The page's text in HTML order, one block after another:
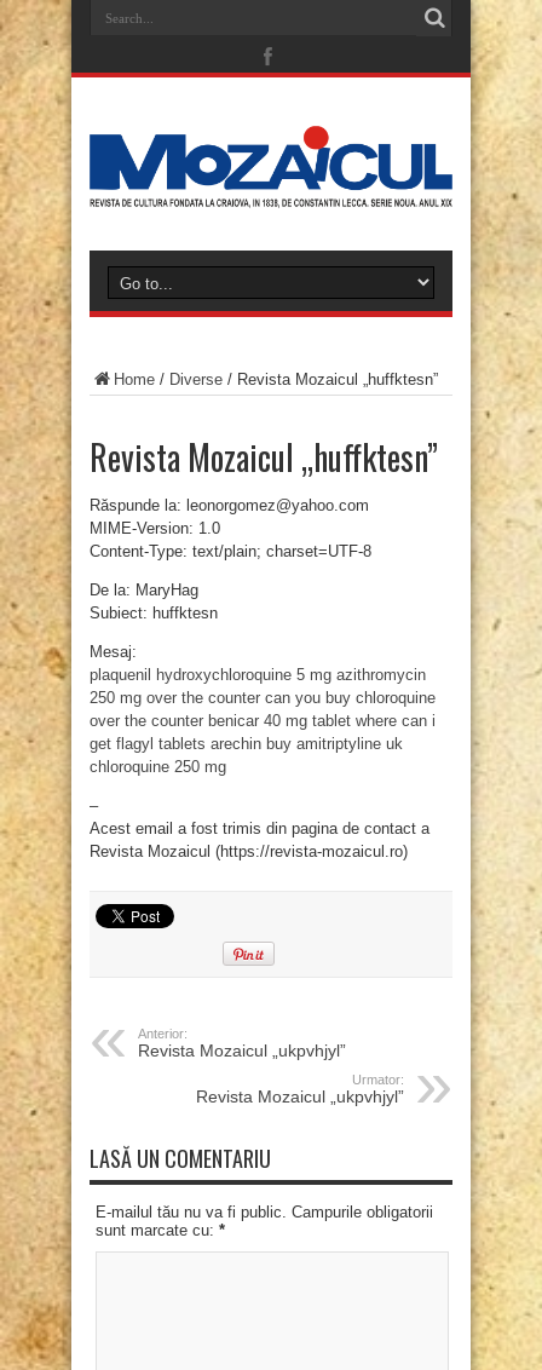
Home / Diverse / Revista Mozaicul „huffktesn”
Revista Mozaicul „huffktesn”
Răspunde la: leonorgomez@yahoo.com
MIME-Version: 1.0
Content-Type: text/plain; charset=UTF-8
De la: MaryHag
Subiect: huffktesn
Mesaj:
plaquenil
hydroxychloroquine 5 mg azithromycin
250 mg over the counter can you buy chloroquine
over the counter benicar 40 mg tablet where can i
get flagyl tablets arechin buy amitriptyline uk
chloroquine 250 mg
–
Acest email a fost trimis din pagina de contact a
Revista Mozaicul (https://revista-mozaicul.ro)
Anterior:
Revista Mozaicul „ukpvhjyl”
Urmator:
Revista Mozaicul „ukpvhjyl”
LASĂ UN COMENTARIU
E-mailul tău nu va fi public. Campurile obligatorii
sunt marcate cu: *